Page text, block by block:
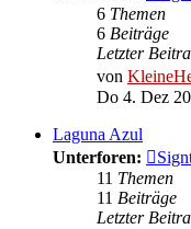
6 Themen
6 Beiträge
Letzter
von
Do 4. Dez
Laguna Azul
Unterforen:
11 Themen
11 Beiträge
Letzter